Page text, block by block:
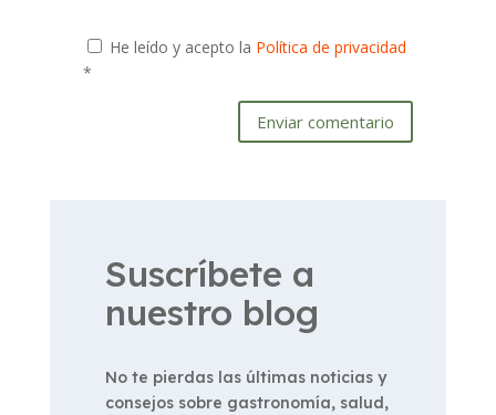
He leído y acepto la Política de privacidad
*
Enviar comentario
Suscríbete a
nuestro blog
No te pierdas las últimas noticias y
consejos sobre gastronomía, salud,